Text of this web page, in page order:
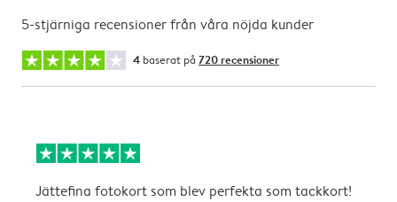
5-stjärniga recensioner från våra nöjda kunder
4 baserat på 720 recensioner
Jättefina fotokort som blev perfekta som tackkort!